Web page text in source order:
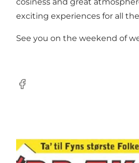
cosiness and great
exciting experiences for all
See you on the weekend of
Facebook